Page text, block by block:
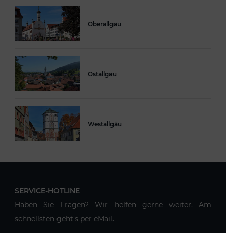
Oberallgäu
Ostallgäu
Westallgäu
SERVICE-HOTLINE
Haben Sie Fragen? Wir helfen gerne weiter. Am
schnellsten geht's per eMail.